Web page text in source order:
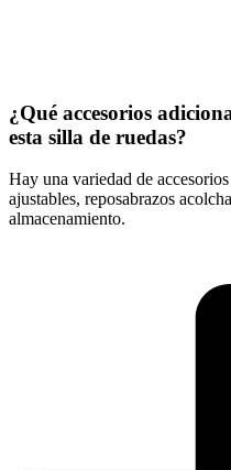
¿Qué accesorios
esta silla de ruedas?
Hay una variedad de
ajustables, reposabrazos
almacenamiento.